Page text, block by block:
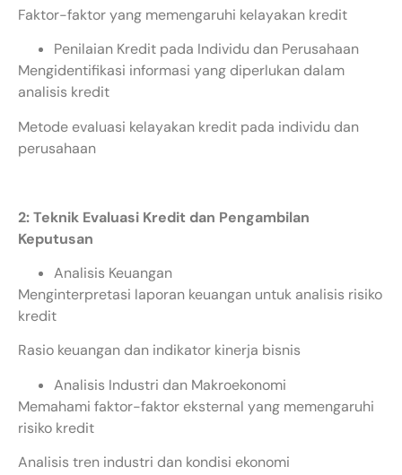
Faktor-faktor yang memengaruhi kelayakan kredit
Penilaian Kredit pada Individu dan Perusahaan
Mengidentifikasi informasi yang diperlukan dalam
analisis kredit
Metode evaluasi kelayakan kredit pada individu dan
perusahaan
2: Teknik Evaluasi Kredit dan Pengambilan
Keputusan
Analisis Keuangan
Menginterpretasi laporan keuangan untuk analisis risiko
kredit
Rasio keuangan dan indikator kinerja bisnis
Analisis Industri dan Makroekonomi
Memahami faktor-faktor eksternal yang memengaruhi
risiko kredit
Analisis tren industri dan kondisi ekonomi